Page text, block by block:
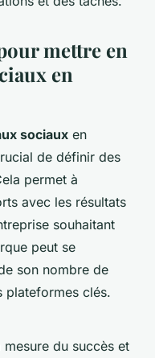
mettre en
en
sociaux en
de définir des
permet à
avec les résultats
souhaitant
peut se
son nombre de
plateformes clés.
du succès et